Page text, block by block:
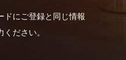
ドにご登録と同じ情報
ください。